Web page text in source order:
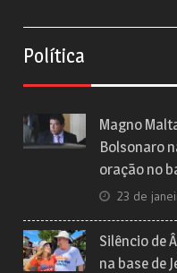
Política
Magno
Bolsonaro
oração no
23 de
Silêncio de
na base de